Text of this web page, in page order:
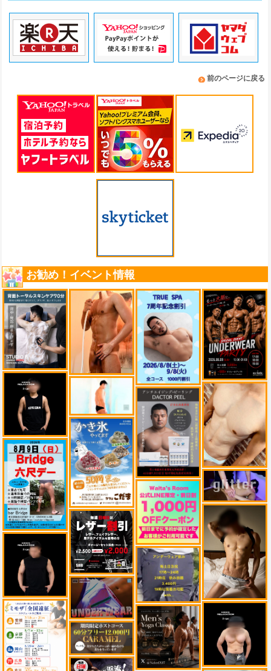
前のページに戻る
お勧め！イベント情報